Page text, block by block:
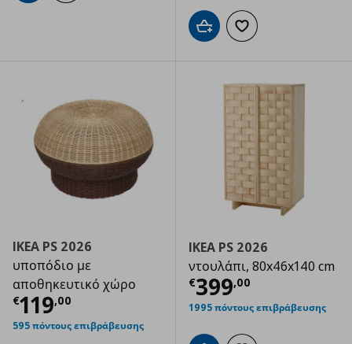
Προσθήκη στο καλάθι
Προσθήκη στα
IKEA PS 2026
υποπόδιο με
αποθηκευτικό χώρο
€119,00
Τρέχουσα τιμή € 119,00
595 πόντους επιβράβευσης
IKEA PS 2026
ντουλάπι, 80x46x140 cm
€399,00
Τρέχουσα
1995 πόντους επιβράβευσης